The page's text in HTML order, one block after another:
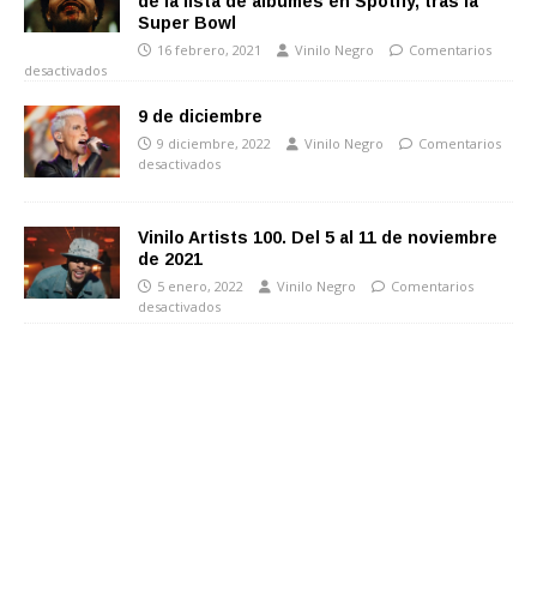
Super Bowl
16 febrero, 2021 Vinilo Negro
Comentarios
desactivados
9 de diciembre
9 diciembre, 2022 Vinilo Negro
Comentarios
desactivados
Vinilo Artists 100. Del 5 al 11 de noviembre
de 2021
5 enero, 2022 Vinilo Negro
Comentarios
desactivados